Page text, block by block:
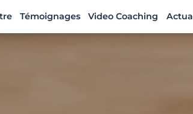
Témoignages Video Coaching